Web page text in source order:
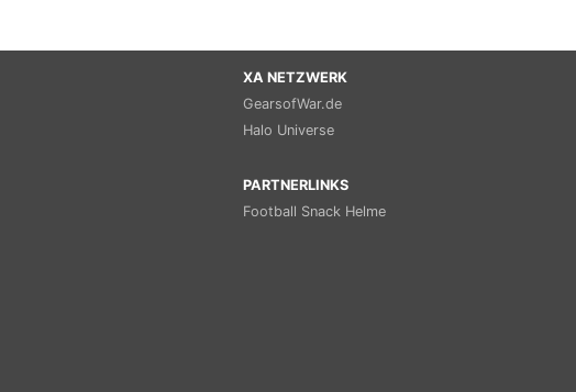
XA NETZWERK
GearsofWar.de
Halo Universe
PARTNERLINKS
Football Snack Helme